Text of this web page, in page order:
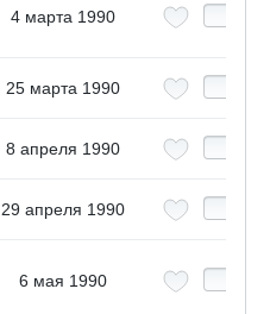
4 марта 1990
25 марта 1990
8 апреля 1990
29 апреля 1990
6 мая 1990